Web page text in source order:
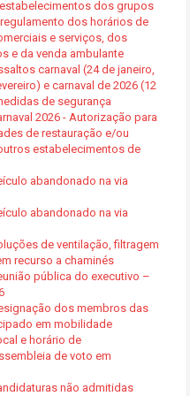
dos grupos
dos horários de
e serviços, dos
e da venda ambulante
carnaval (24 de janeiro,
e carnaval de 2026 (12
de segurança
2026 - Autorização para
de restauração e/ou
estabelecimentos de
abandonado na via
abandonado na via
de ventilação, filtragem
recurso a chaminés
pública do executivo –
dos membros das
em mobilidade
e horário de
de voto em
não admitidas